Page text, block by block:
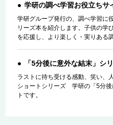
学研の調べ学習お役立ちサ
学研グループ発行の、調べ学習に
リーズ本を紹介します。子供の学
を応援し、より楽しく・実りある
「5分後に意外な結末」シ
ラストに待ち受ける感動、笑い、
ショートシリーズ 学研の「5分後
トです。